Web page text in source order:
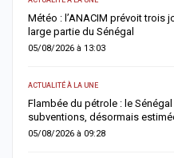
Météo : l’ANACIM prévoit trois
large partie du Sénégal
05/08/2026 à 13:03
ACTUALITÉ À LA UNE
Flambée du pétrole : le
subventions, désormais
05/08/2026 à 09:28